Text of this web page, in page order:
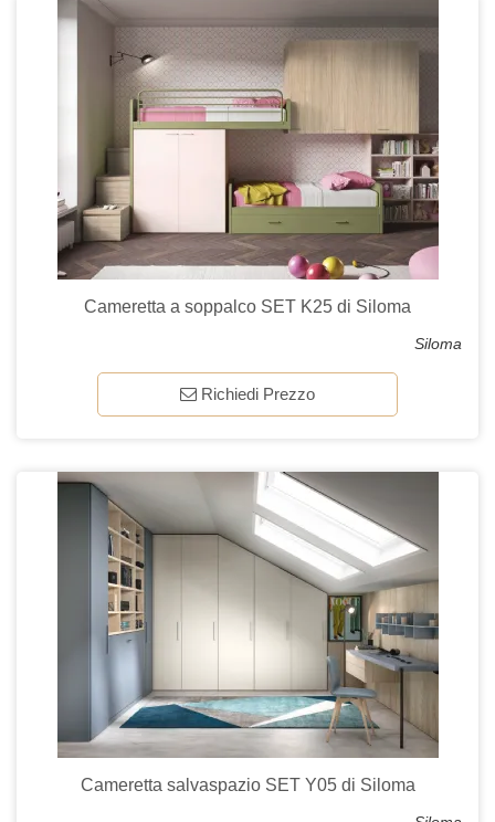
Cameretta a soppalco SET K25 di Siloma
Siloma
Richiedi Prezzo
Cameretta salvaspazio SET Y05 di Siloma